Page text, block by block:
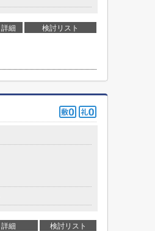
詳細 検討リスト
詳細
検討リスト